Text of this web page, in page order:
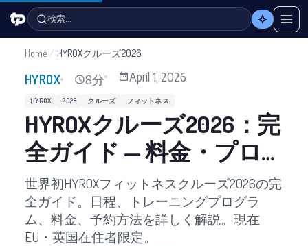
検索…
Home / HYROXクルーズ2026
HYROX 8分 April 1, 2026
HYROX 2026 クルーズ フィットネス
HYROXクルーズ2026：完
全ガイド — 料金・プロ
グラム・予約
世界初HYROXフィットネスクルーズ2026の完
全ガイド。日程、トレーニングプログラ
ム、料金、予約方法を詳しく解説。現在
EU・英国在住者限定。